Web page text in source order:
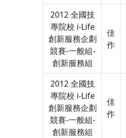
2012 全國技
專院校 i-Life
創新服務企劃
競賽-一般組-
創新服務組
佳
作
2012 全國技
專院校 i-Life
創新服務企劃
競賽-一般組-
創新服務組
佳
作